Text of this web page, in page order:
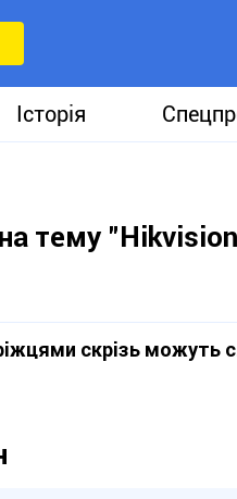
Історія
тему
скрізь можуть